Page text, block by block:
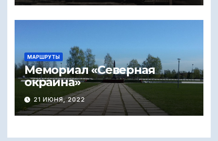
МАРШРУТЫ
Мемориал «Северная
окраина»
21 ИЮНЯ, 2022